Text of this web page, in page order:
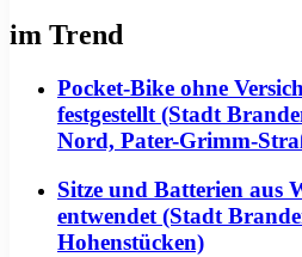
im Trend
Pocket-Bike ohne
festgestellt (Stadt
Nord, Pater-Grimm-
Sitze und Batterien aus
entwendet (Stadt
Hohenstücken)